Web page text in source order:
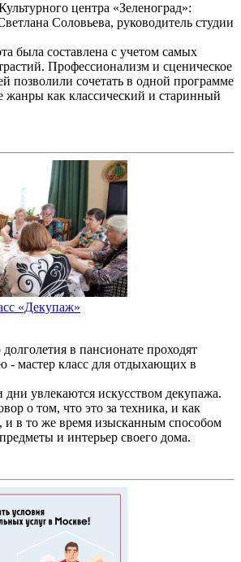
центра «Зеленоград»:
Соловьева, руководитель студии
была составлена с учетом самых
Профессионализм и сценическое
позволили сочетать в одной программе
жанры как классический и старинный
«Декупаж»
в пансионате проходят
- мастер класс для отдыхающих в
увлекаются искусством декупажа.
о том, что это за техника, и как
и в то же время изысканным способом
и интерьер своего дома.